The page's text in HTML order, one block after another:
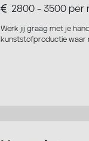
2800 - 3500 per
Werk jij graag met je
kunststofproductie waar